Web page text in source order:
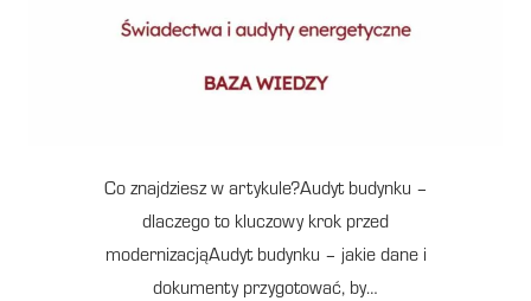
Co znajdziesz w artykule?Audyt budynku –
dlaczego to kluczowy krok przed
modernizacjąAudyt budynku – jakie dane i
dokumenty przygotować, by…